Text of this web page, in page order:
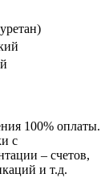
100% оплаты.
с
– счетов,
и т.д.